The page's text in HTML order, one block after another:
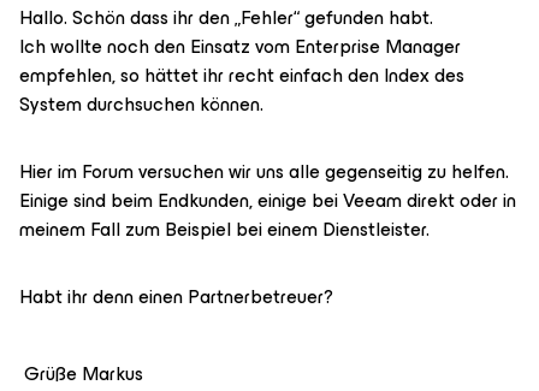
Hallo. Schön dass ihr den „Fehler“ gefunden habt.
Ich wollte noch den Einsatz vom Enterprise Manager
empfehlen, so hättet ihr recht einfach den Index des
System durchsuchen können.
Hier im Forum versuchen wir uns alle gegenseitig zu helfen.
Einige sind beim Endkunden, einige bei Veeam direkt oder in
meinem Fall zum Beispiel bei einem Dienstleister.
Habt ihr denn einen Partnerbetreuer?
Grüße Markus